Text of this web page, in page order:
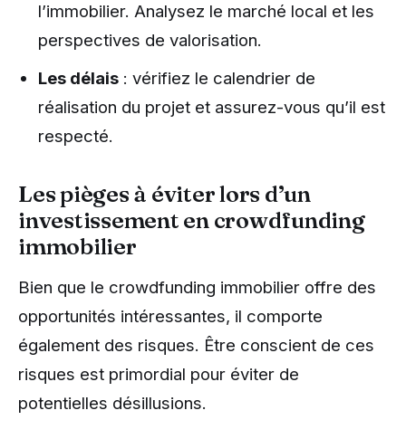
l’immobilier. Analysez le marché local et les
perspectives de valorisation.
Les délais : vérifiez le calendrier de
réalisation du projet et assurez-vous qu’il est
respecté.
Les pièges à éviter lors d’un
investissement en crowdfunding
immobilier
Bien que le crowdfunding immobilier offre des
opportunités intéressantes, il comporte
également des risques. Être conscient de ces
risques est primordial pour éviter de
potentielles désillusions.